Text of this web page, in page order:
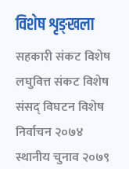
विशेष शृङ्खला
सहकारी संकट विशेष
लघुवित्त संकट विशेष
संसद् विघटन विशेष
निर्वाचन २०७४
स्थानीय चुनाव २०७९